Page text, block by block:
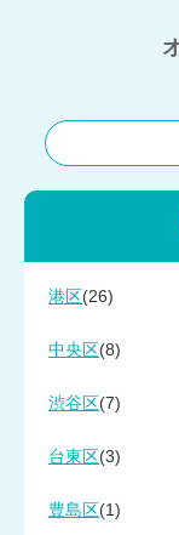
港区 (26)
中央区 (8)
渋谷区 (7)
台東区 (3)
豊島区 (1)